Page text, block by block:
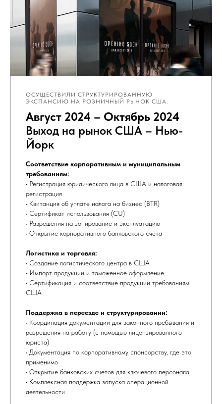
ОСУЩЕСТВИЛИ СТРУКТУРИРОВАННУЮ
ЭКСПАНСИЮ НА РОЗНИЧНЫЙ РЫНОК США.
Август 2024 – Октябрь 2024
Выход на рынок США – Нью-
Йорк
Соответствие корпоративным и муниципальным
требованиям:
• Регистрация юридического лица в США и налоговая
регистрация
• Квитанция об уплате налога на бизнес (BTR)
• Сертификат использования (CU)
• Разрешения на зонирование и эксплуатацию
• Открытие корпоративного банковского счета
Логистика и торговля:
• Создание логистического центра в США
• Импорт продукции и таможенное оформление
• Сертификация и соответствие продукции требованиям
США
Поддержка в переезде и структурировании:
• Координация документации для законного пребывания и
разрешения на работу (с помощью лицензированного
юриста)
• Документация по корпоративному спонсорству, где это
применимо
• Открытие банковских счетов для ключевого персонала
• Комплексная поддержка запуска операционной
деятельности